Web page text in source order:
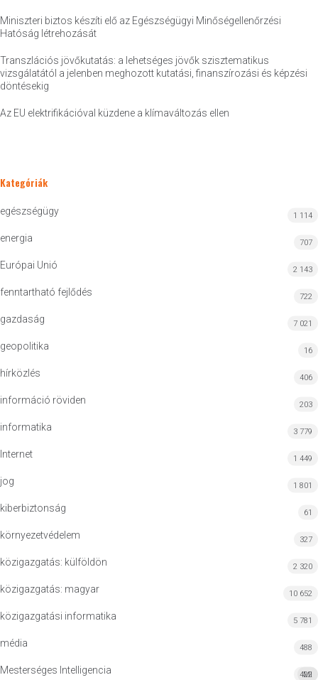
Miniszteri biztos készíti elő az Egészségügyi Minőségellenőrzési
Hatóság létrehozását
Transzlációs jövőkutatás: a lehetséges jövők szisztematikus
vizsgálatától a jelenben meghozott kutatási, finanszírozási és képzési
döntésekig
Az EU elektrifikációval küzdene a klímaváltozás ellen
Kategóriák
egészségügy 1 114
energia 707
Európai Unió 2 143
fenntartható fejlődés 722
gazdaság 7 021
geopolitika 16
hírközlés 406
információ röviden 203
informatika 3 779
Internet 1 449
jog 1 801
kiberbiztonság 61
környezetvédelem 327
közigazgatás: külföldön 2 320
közigazgatás: magyar 10 652
közigazgatási informatika 5 781
média 488
Mesterséges Intelligencia MI
422